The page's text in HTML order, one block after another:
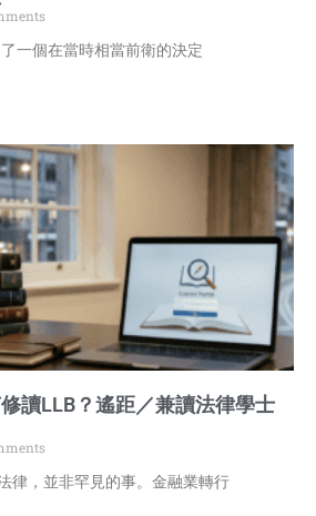
一個在當時相當前衛的決定
讀LLB？遙距／兼讀法律學士
律，並非罕見的事。金融業轉行